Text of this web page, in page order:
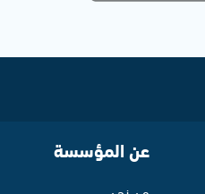
عن المؤسسة